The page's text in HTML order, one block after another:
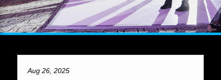
Aug 26, 2025